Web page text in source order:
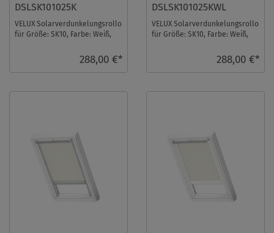
DSLSK101025K
VELUX Solarverdunkelungsrollo
für Größe: SK10, Farbe: Weiß,
288,00 €*
DSLSK101025KWL
VELUX Solarverdunkelungsrollo
für Größe: SK10, Farbe: Weiß,
288,00 €*